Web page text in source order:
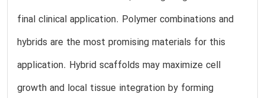
final clinical application. Polymer combinations and
hybrids are the most promising materials for this
application. Hybrid scaffolds may maximize cell
growth and local tissue integration by forming